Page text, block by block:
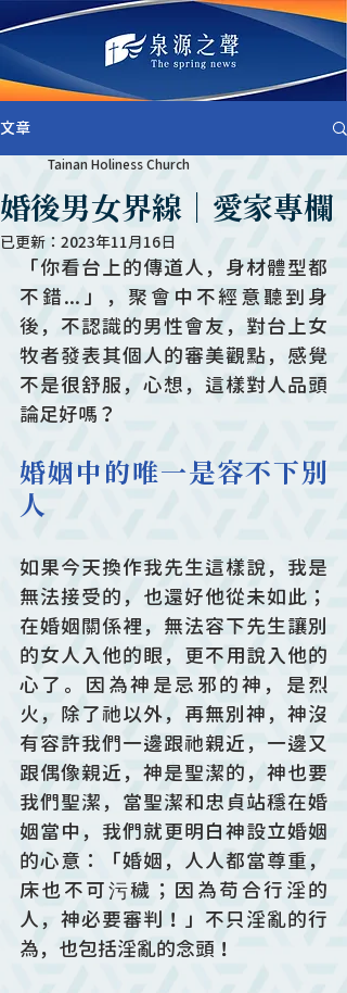
文章
婚後男女界線｜愛家專欄
Tainan Holiness Church
已更新： 2023年11月16日
「你看台上的傳道人，身材體型都
不錯...」，聚會中不經意聽到身
後，不認識的男性會友，對台上女
牧者發表其個人的審美觀點，感覺
不是很舒服，心想，這樣對人品頭
論足好嗎？
婚姻中的唯一是容不下別
人
如果今天換作我先生這樣說，我是
無法接受的，也還好他從未如此；
在婚姻關係裡，無法容下先生讓別
的女人入他的眼，更不用說入他的
心了。因為神是忌邪的神，是烈
火，除了祂以外，再無別神，神沒
有容許我們一邊跟祂親近，一邊又
跟偶像親近，神是聖潔的，神也要
我們聖潔，當聖潔和忠貞站穩在婚
姻當中，我們就更明白神設立婚姻
的心意：「婚姻，人人都當尊重，
床也不可污穢；因為苟合行淫的
人，神必要審判！」不只淫亂的行
為，也包括淫亂的念頭！